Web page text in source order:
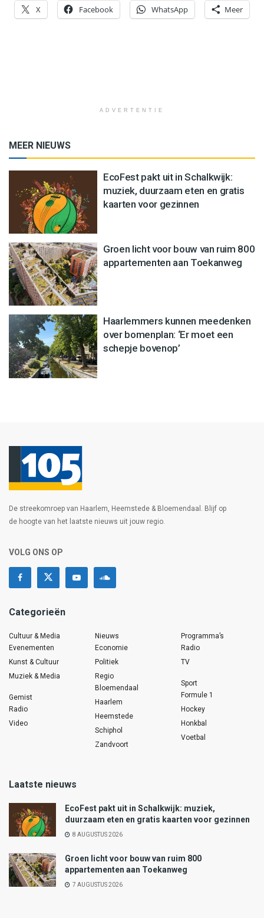
X Facebook WhatsApp Meer
ADVERTENTIE
MEER NIEUWS
EcoFest pakt uit in Schalkwijk:
muziek, duurzaam eten en gratis
kaarten voor gezinnen
Groen licht voor bouw van ruim 800
appartementen aan Toekanweg
Haarlemmers kunnen meedenken
over bomenplan: ‘Er moet een
schepje bovenop’
De streekomroep van Haarlem, Heemstede & Bloemendaal. Blijf op
de hoogte van het laatste nieuws uit jouw regio.
VOLG ONS OP
Categorieën
Cultuur & Media
Evenementen
Kunst & Cultuur
Muziek & Media
Gemist
Radio
Video
Nieuws
Economie
Politiek
Regio
Bloemendaal
Haarlem
Heemstede
Schiphol
Zandvoort
Programma’s
Radio
TV
Sport
Formule 1
Hockey
Honkbal
Voetbal
Laatste nieuws
EcoFest pakt uit in Schalkwijk: muziek,
duurzaam eten en gratis kaarten voor gezinnen
8 AUGUSTUS 2026
Groen licht voor bouw van ruim 800
appartementen aan Toekanweg
7 AUGUSTUS 2026